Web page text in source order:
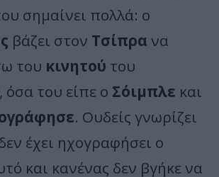
σημαίνει πολλά: ο
βάζει στον Τσίπρα να
του κινητού του
, όσα του είπε ο Σόιμπλε και
. Ουδείς γνωρίζει
έχει ηχογραφήσει ο
και κανένας δεν βγήκε να